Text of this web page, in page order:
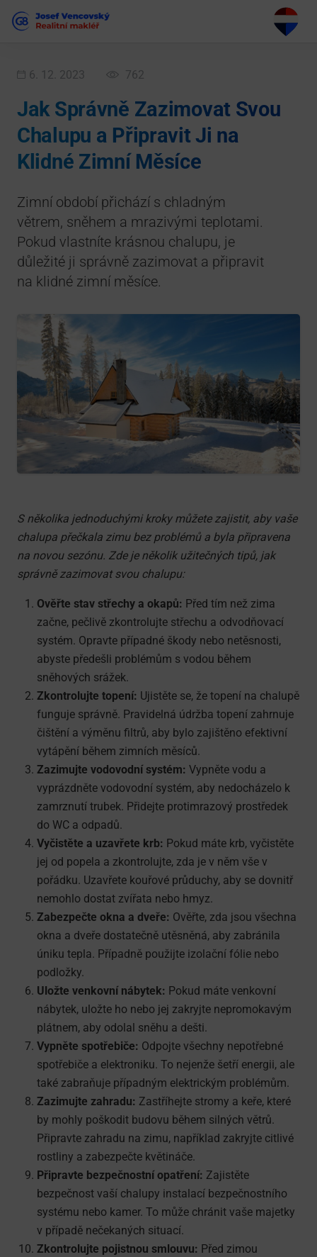
6. 12. 2023 762
Jak Správně Zazimovat Svou
Chalupu a Připravit Ji na
Klidné Zimní Měsíce
Zimní období přichází s chladným
větrem, sněhem a mrazivými teplotami.
Pokud vlastníte krásnou chalupu, je
důležité ji správně zazimovat a připravit
na klidné zimní měsíce.
S několika jednoduchými kroky můžete zajistit, aby vaše
chalupa přečkala zimu bez problémů a byla připravena
na novou sezónu. Zde je několik užitečných tipů, jak
správně zazimovat svou chalupu:
Ověřte stav střechy a okapů: Před tím než zima
začne, pečlivě zkontrolujte střechu a odvodňovací
systém. Opravte případné škody nebo netěsnosti,
abyste předešli problémům s vodou během
sněhových srážek.
Zkontrolujte topení: Ujistěte se, že topení na chalupě
funguje správně. Pravidelná údržba topení zahrnuje
čištění a výměnu filtrů, aby bylo zajištěno efektivní
vytápění během zimních měsíců.
Zazimujte vodovodní systém: Vypněte vodu a
vyprázdněte vodovodní systém, aby nedocházelo k
zamrznutí trubek. Přidejte protimrazový prostředek
do WC a odpadů.
Vyčistěte a uzavřete krb: Pokud máte krb, vyčistěte
jej od popela a zkontrolujte, zda je v něm vše v
pořádku. Uzavřete kouřové průduchy, aby se dovnitř
nemohlo dostat zvířata nebo hmyz.
Zabezpečte okna a dveře: Ověřte, zda jsou všechna
okna a dveře dostatečně utěsněná, aby zabránila
úniku tepla. Případně použijte izolační fólie nebo
podložky.
Uložte venkovní nábytek: Pokud máte venkovní
nábytek, uložte ho nebo jej zakryjte nepromokavým
plátnem, aby odolal sněhu a dešti.
Vypněte spotřebiče: Odpojte všechny nepotřebné
spotřebiče a elektroniku. To nejenže šetří energii, ale
také zabraňuje případným elektrickým problémům.
Zazimujte zahradu: Zastříhejte stromy a keře, které
by mohly poškodit budovu během silných větrů.
Připravte zahradu na zimu, například zakryjte citlivé
rostliny a zabezpečte květináče.
Připravte bezpečnostní opatření: Zajistěte
bezpečnost vaší chalupy instalací bezpečnostního
systému nebo kamer. To může chránit vaše majetky
v případě nečekaných situací.
Zkontrolujte pojistnou smlouvu: Před zimou